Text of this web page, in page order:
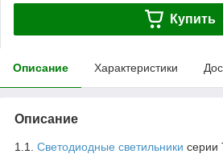
Купить
Описание Характеристики
Описание
1.1. Светодиодные светильники серии